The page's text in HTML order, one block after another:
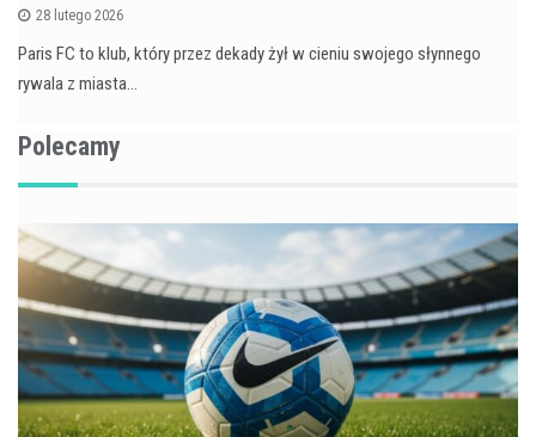
28 lutego 2026
Paris FC to klub, który przez dekady żył w cieniu swojego słynnego
rywala z miasta…
Polecamy